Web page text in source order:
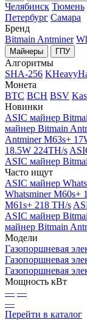
Челябинск Тюмень
Петербург Самара
Бренд
Bitmain Antminer
Майнеры ГПУ
Алгоритмы
SHA-256
Монета
BTC BCH BSV
Новинки
ASIC майнер
майнер Bitmain
Antminer M63s+
18.5W 224TH/s
ASIC майнер
Часто ищут
ASIC майнер
Whatsminer M60s+
M61s+ 218 TH/s
ASIC майнер
майнер Bitmain
Модели
Газопоршневая
Газопоршневая
Газопоршневая
Мощность кВт
— —
—
Перейти в каталог